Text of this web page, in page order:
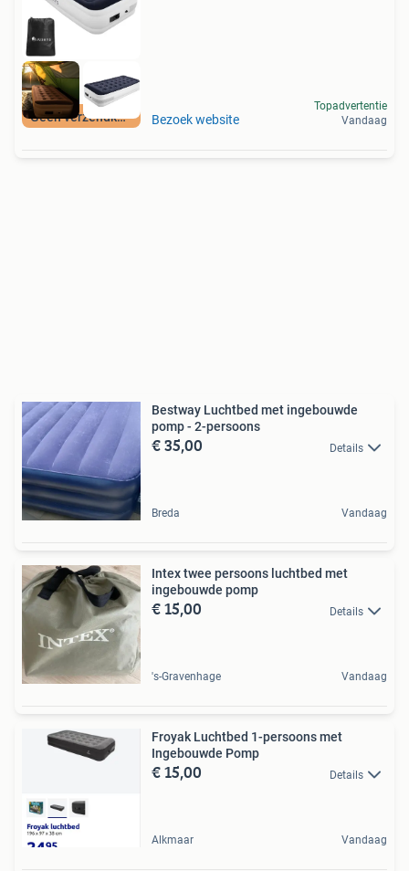
Geen verzendkosten Bezoek website
Topadvertentie
Vandaag
Bestway Luchtbed met ingebouwde
pomp - 2-persoons
€ 35,00 Details
Breda Vandaag
Intex twee persoons luchtbed met
ingebouwde pomp
€ 15,00 Details
's-Gravenhage Vandaag
Froyak Luchtbed 1-persoons met
Ingebouwde Pomp
€ 15,00 Details
Alkmaar Vandaag